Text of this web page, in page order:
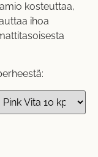
kosteuttaa,
ihoa